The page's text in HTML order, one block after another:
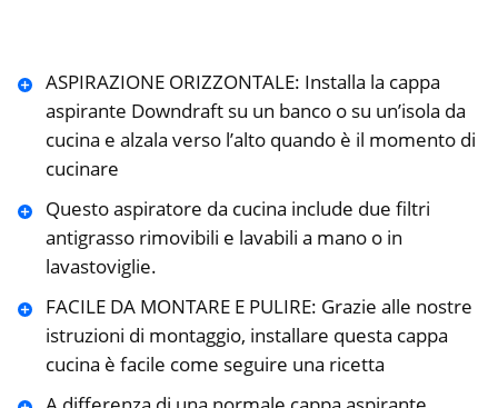
ASPIRAZIONE ORIZZONTALE: Installa la cappa
aspirante Downdraft su un banco o su un’isola da
cucina e alzala verso l’alto quando è il momento di
cucinare
Questo aspiratore da cucina include due filtri
antigrasso rimovibili e lavabili a mano o in
lavastoviglie.
FACILE DA MONTARE E PULIRE: Grazie alle nostre
istruzioni di montaggio, installare questa cappa
cucina è facile come seguire una ricetta